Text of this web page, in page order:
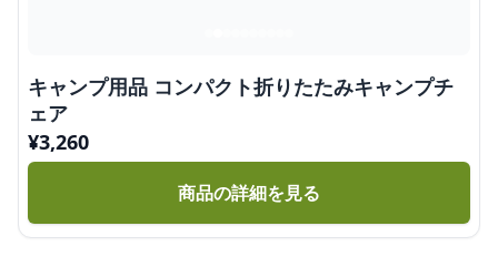
キャンプ用品 コンパクト折りたたみキャンプチ
ェア
¥3,260
商品の詳細を見る